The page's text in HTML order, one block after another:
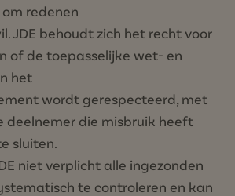
redenen
JDE behoudt zich het recht voor
of de toepasselijke wet- en
het
wordt gerespecteerd, met
deelnemer die misbruik heeft
sluiten.
niet verplicht alle ingezonden
te controleren en kan